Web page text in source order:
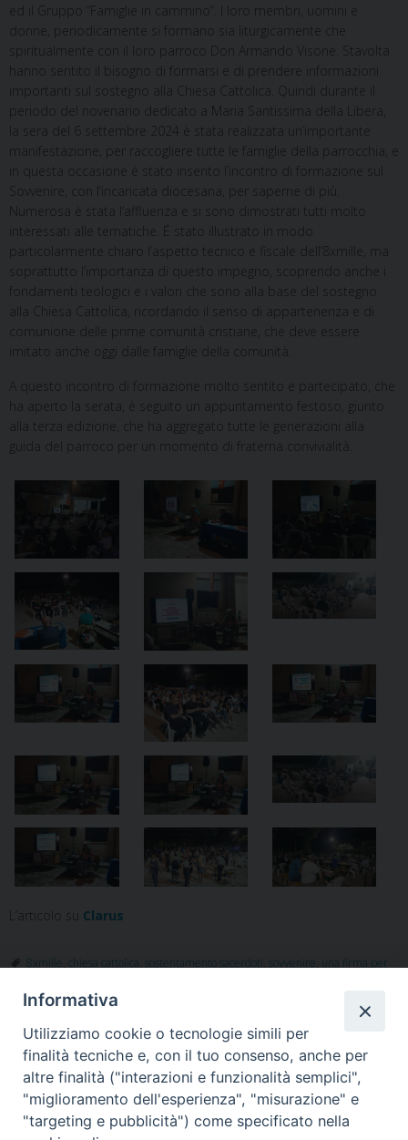
ed il Gruppo “Famiglie in cammino”. I loro membri, uomini e
donne, periodicamente si formano sia liturgicamente che
spiritualmente con il loro parroco Don Armando Visone. Stavolta
hanno sentito il bisogno di formarsi e di prendere informazioni
importanti sul sostegno alla Chiesa Cattolica. Quindi durante il
periodo del novenario dedicato a Maria Santissima della Libera,
la sera del 6 settembre 2024 è stata realizzata un’importante
manifestazione, per raccogliere tutte le famiglie della parrocchia, e
in questa occasione è stato inserito l’incontro di formazione sul
Sovvenire, con l’incaricata diocesana, per saperne di più.
Numerosa è stata l’affluenza e si sono dimostrati tutti molto
interessati alle tematiche. É stato illustrato in modo
particolarmente chiaro l’aspetto tecnico e fiscale dell’8xmille, ma
soprattutto l’importanza di questo impegno, scoprendo anche i
fondamenti teologici e i valori che sono alla base del sostegno
alla Chiesa Cattolica, ricordando il senso di appartenenza e di
comunione delle prime comunità cristiane, che deve essere
imitato anche oggi dalle famiglie della comunità.
A questo incontro di formazione molto sentito e partecipato, che
ha aperto la serata, è seguito un appuntamento festoso, giunto
alla terza edizione, che ha aggregato tutte le generazioni alla
guida del parroco per un momento di fraterna convivialità.
L’articolo su Clarus
8xmille chiesa cattolica sostentamento sacerdoti sovvenire una firma per
Giornate diocesane per la
Valorizzazione del patrimonio
culturale ecclesiastico
Ad Alife-Caiazzo un servizio in
Informativa
Utilizziamo cookie o tecnologie simili per
finalità tecniche e, con il tuo consenso, anche per
altre finalità ("interazioni e funzionalità semplici",
"miglioramento dell'esperienza", "misurazione" e
"targeting e pubblicità") come specificato nella